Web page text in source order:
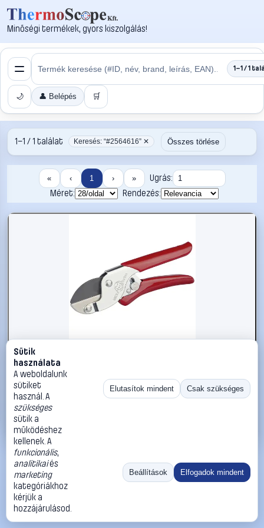
Minőségi termékek, gyors kiszolgálás!
1–1 / 1
🌙 👤 Belépés 🛒
1–1 / 1 találat Keresés: “#2564616” ✕ Összes törlése
« ‹ 1 › »
Ugrás:
Méret:
Rendezés:
#2564616
WOLF-Garten 73AFA009650 RS-EN Kerti olló Amboss
WOLF-Garten
5 390 Ft
Kosárba
«
Méret:
Rendezés:
©2026
ThermoScope
Cégbemutató
Sütik
használata
A weboldalunk
sütiket
használ. A
szükséges
sütik a
működéshez
kellenek. A
funkcionális,
analitikaiés
marketing
kategóriákhoz
kérjük a
hozzájárulásod.
Elutasítok mindent Csak szükséges
Beállítások Elfogadok mindent